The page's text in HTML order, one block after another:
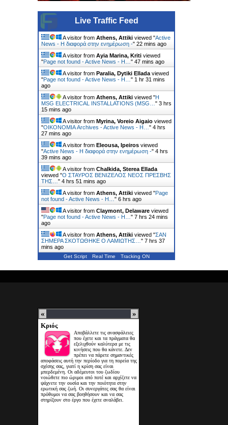
Live Traffic Feed
A visitor from Athens, Attiki viewed "Active
News - Η διαφορά στην ενημέρωση -" 22 mins ago
A visitor from Ayia Marina, Kriti viewed
"Page not found - Active News - Η… " 47 mins ago
A visitor from Paralia, Dytiki Ellada viewed
"Page not found - Active News - Η… " 1 hr 31 mins
ago
A visitor from Athens, Attiki viewed "Η
MSG ELECTRICAL INSTALLATIONS (MSG… " 3 hrs
15 mins ago
A visitor from Myrina, Voreio Aigaio viewed
"ΟΙΚΟΝΟΜΙΑ Archives - Active News - Η… " 4 hrs
28 mins ago
A visitor from Eleousa, Ipeiros viewed
"Active News - Η διαφορά στην ενημέρωση -" 4 hrs
39 mins ago
A visitor from Chalkida, Sterea Ellada
viewed "Ο ΣΤΑΥΡΟΣ ΒΕΝΙΖΕΛΟΣ ΝΕΟΣ ΠΡΕΣΒΗΣ
ΤΗΣ… " 4 hrs 51 mins ago
A visitor from Athens, Attiki viewed "Page
not found - Active News - Η… " 6 hrs ago
A visitor from Claymont, Delaware viewed
"Page not found - Active News - Η… " 7 hrs 24 mins
ago
A visitor from Athens, Attiki viewed "ΣΑΝ
ΣΗΜΕΡΑ ΣΚΟΤΩΘΗΚΕ Ο ΛΑΜΙΩΤΗΣ… " 7 hrs 37
mins ago
Get Script Real Time Tracking ON